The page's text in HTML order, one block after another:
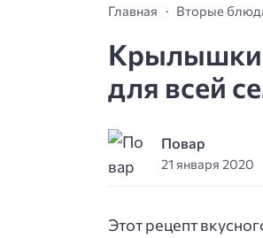
Главная Вторые
Крылышки
для всей
Повар
21 января 2020
Этот рецепт